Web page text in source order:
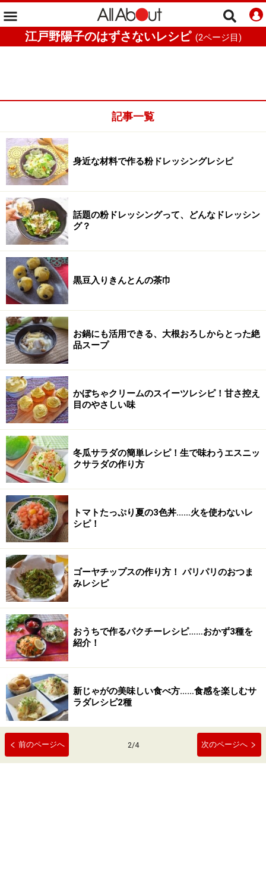
江戸野陽子のはずさないレシピ (2ページ目)
記事一覧
身近な材料で作る粉ドレッシングレシピ
話題の粉ドレッシングって、どんなドレッシン
グ？
黒豆入りきんとんの茶巾
お鍋にも活用できる、大根おろしからとった絶
品スープ
かぼちゃクリームのスイーツレシピ！甘さ控え
目のやさしい味
冬瓜サラダの簡単レシピ！生で味わうエスニッ
クサラダの作り方
トマトたっぷり夏の3色丼……火を使わないレ
シピ！
ゴーヤチップスの作り方！ パリパリのおつま
みレシピ
おうちで作るパクチーレシピ……おかず3種を
紹介！
新じゃがの美味しい食べ方……食感を楽しむサ
ラダレシピ2種
前のページへ 2/4 次のページへ